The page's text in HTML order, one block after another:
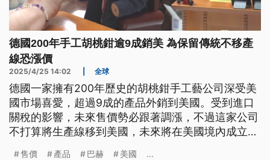
德國200年手工胡桃鉗逾9成銷美 為保留傳統不移產
線恐漲價
2025/4/25 14:02 全球
德國一家擁有200年歷史的胡桃鉗手工藝公司深受美
國市場喜愛，超過9成的產品外銷到美國。受到進口
關稅的影響，未來售價勢必跟著調漲，不過這家公司
不打算將生產線移到美國，未來將在美國境內成立物
售價 產品 巴赫 美國 ...